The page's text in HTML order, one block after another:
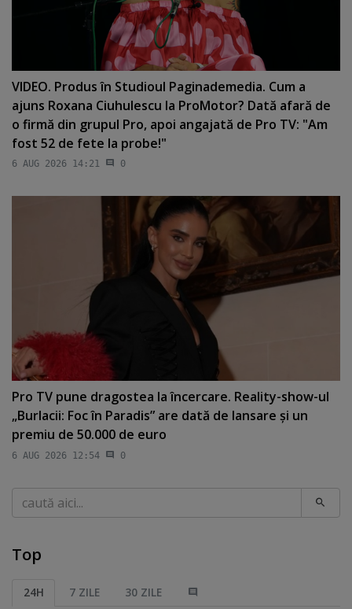
VIDEO. Produs în Studioul Paginademedia. Cum a
ajuns Roxana Ciuhulescu la ProMotor? Dată afară de
o firmă din grupul Pro, apoi angajată de Pro TV: "Am
fost 52 de fete la probe!"
6 AUG 2026 14:21 0
Pro TV pune dragostea la încercare. Reality-show-ul
„Burlacii: Foc în Paradis” are dată de lansare şi un
premiu de 50.000 de euro
6 AUG 2026 12:54 0
Caută
Top
24H 7 ZILE 30 ZILE